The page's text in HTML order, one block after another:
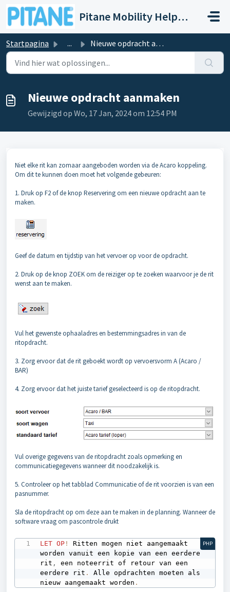
Doorgaan naar hoofdinhoud
Pitane Mobility Help- en Servicedesk
Startpagina ... Nieuwe opdracht aanmaken
Nieuwe opdracht aanmaken
Gewijzigd op Wo, 17 Jan, 2024 om 12:54 PM
Niet elke rit kan zomaar aangeboden worden via de Acaro koppeling.
Om dit te kunnen doen moet het volgende gebeuren:
1. Druk op F2 of de knop Reservering om een nieuwe opdracht aan te
maken.
Geef de datum en tijdstip van het vervoer op voor de opdracht.
2. Druk op de knop ZOEK om de reiziger op te zoeken waarvoor je de rit
wenst aan te maken.
Vul het gewenste ophaaladres en bestemmingsadres in van de
ritopdracht.
3. Zorg ervoor dat de rit geboekt wordt op vervoersvorm A (Acaro /
BAR)
4. Zorg ervoor dat het juiste tarief geselecteerd is op de ritopdracht.
Vul overige gegevens van de ritopdracht zoals opmerking en
communicatiegegevens wanneer dit noodzakelijk is.
5. Controleer op het tabblad Communicatie of de rit voorzien is van een
pasnummer.
Sla de ritopdracht op om deze aan te maken in de planning. Wanneer de
software vraag om pascontrole drukt
LET OP !
Ritten mogen niet aangemaakt
worden vanuit een kopie van een eerdere
rit ,
een noteerrit of retour van een
eerdere rit .
Alle opdrachten moeten als
nieuw aangemaakt worden .
PHP